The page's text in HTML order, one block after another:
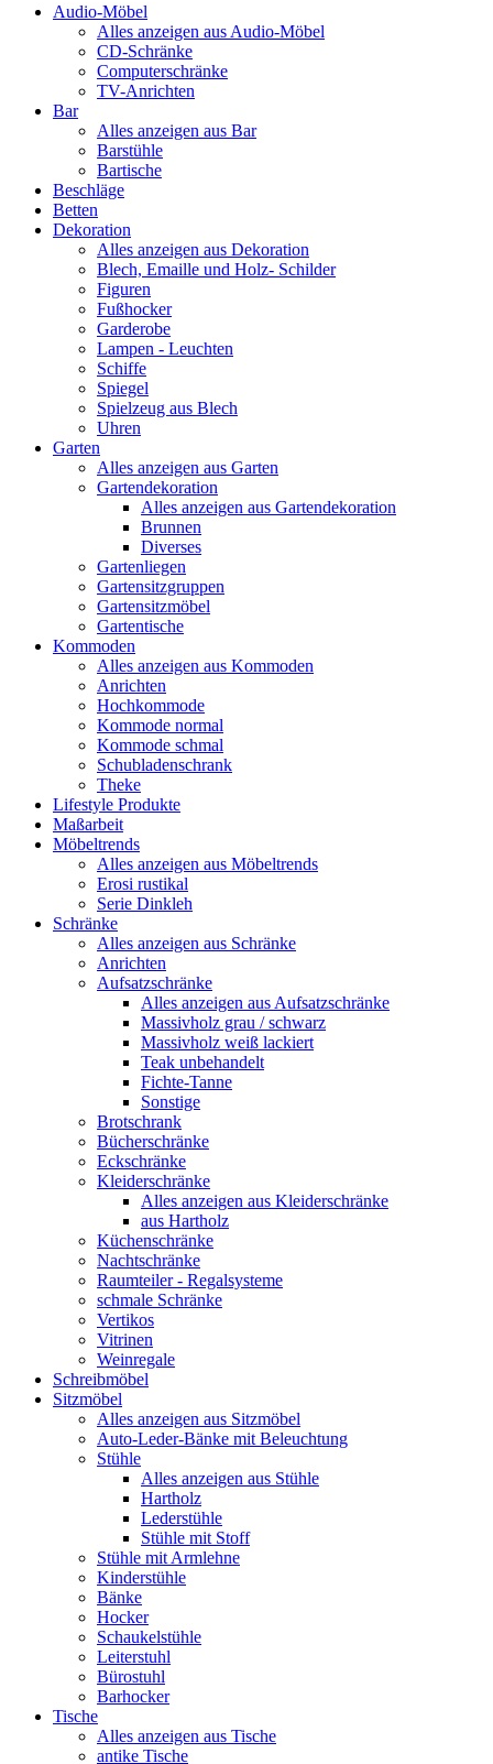
Audio-Möbel
Alles anzeigen aus Audio-Möbel
CD-Schränke
Computerschränke
TV-Anrichten
Bar
Alles anzeigen aus Bar
Barstühle
Bartische
Beschläge
Betten
Dekoration
Alles anzeigen aus Dekoration
Blech, Emaille und Holz- Schilder
Figuren
Fußhocker
Garderobe
Lampen - Leuchten
Schiffe
Spiegel
Spielzeug aus Blech
Uhren
Garten
Alles anzeigen aus Garten
Gartendekoration
Alles anzeigen aus Gartendekoration
Brunnen
Diverses
Gartenliegen
Gartensitzgruppen
Gartensitzmöbel
Gartentische
Kommoden
Alles anzeigen aus Kommoden
Anrichten
Hochkommode
Kommode normal
Kommode schmal
Schubladenschrank
Theke
Lifestyle Produkte
Maßarbeit
Möbeltrends
Alles anzeigen aus Möbeltrends
Erosi rustikal
Serie Dinkleh
Schränke
Alles anzeigen aus Schränke
Anrichten
Aufsatzschränke
Alles anzeigen aus Aufsatzschränke
Massivholz grau / schwarz
Massivholz weiß lackiert
Teak unbehandelt
Fichte-Tanne
Sonstige
Brotschrank
Bücherschränke
Eckschränke
Kleiderschränke
Alles anzeigen aus Kleiderschränke
aus Hartholz
Küchenschränke
Nachtschränke
Raumteiler - Regalsysteme
schmale Schränke
Vertikos
Vitrinen
Weinregale
Schreibmöbel
Sitzmöbel
Alles anzeigen aus Sitzmöbel
Auto-Leder-Bänke mit Beleuchtung
Stühle
Alles anzeigen aus Stühle
Hartholz
Lederstühle
Stühle mit Stoff
Stühle mit Armlehne
Kinderstühle
Bänke
Hocker
Schaukelstühle
Leiterstuhl
Bürostuhl
Barhocker
Tische
Alles anzeigen aus Tische
antike Tische